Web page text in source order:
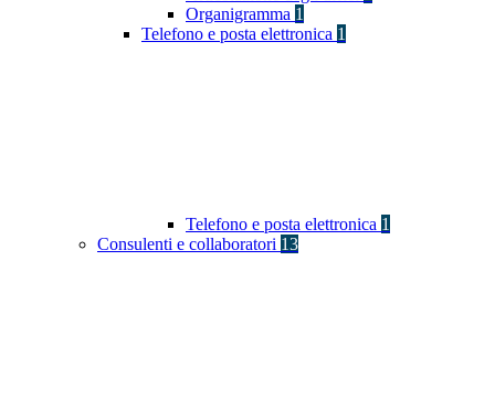
Organigramma 1
Telefono e posta elettronica 1
Telefono e posta elettronica 1
Consulenti e collaboratori 13